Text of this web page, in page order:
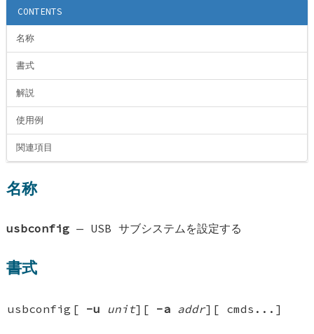
CONTENTS
名称
書式
解説
使用例
関連項目
名称
usbconfig — USB サブシステムを設定する
書式
usbconfig [ -u unit][ -a addr][ cmds... ]